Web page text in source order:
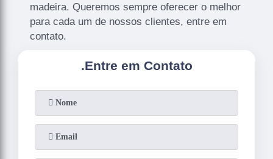
madeira. Queremos sempre oferecer o melhor
para cada um de nossos clientes, entre em
contato.
.Entre em Contato